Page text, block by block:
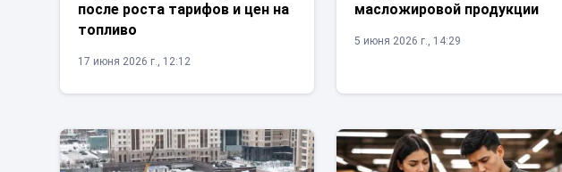
после роста тарифов и цен на
топливо
17 июня 2026 г., 12:12
масложировой продукции
5 июня 2026 г., 14:29